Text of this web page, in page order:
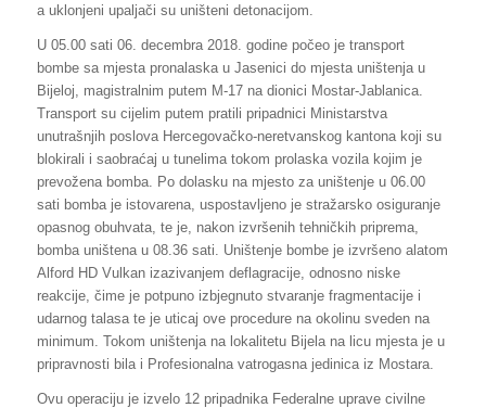
a uklonjeni upaljači su uništeni detonacijom.
U 05.00 sati 06. decembra 2018. godine počeo je transport
bombe sa mjesta pronalaska u Jasenici do mjesta uništenja u
Bijeloj, magistralnim putem M-17 na dionici Mostar-Jablanica.
Transport su cijelim putem pratili pripadnici Ministarstva
unutrašnjih poslova Hercegovačko-neretvanskog kantona koji su
blokirali i saobraćaj u tunelima tokom prolaska vozila kojim je
prevožena bomba. Po dolasku na mjesto za uništenje u 06.00
sati bomba je istovarena, uspostavljeno je stražarsko osiguranje
opasnog obuhvata, te je, nakon izvršenih tehničkih priprema,
bomba uništena u 08.36 sati. Uništenje bombe je izvršeno alatom
Alford HD Vulkan izazivanjem deflagracije, odnosno niske
reakcije, čime je potpuno izbjegnuto stvaranje fragmentacije i
udarnog talasa te je uticaj ove procedure na okolinu sveden na
minimum. Tokom uništenja na lokalitetu Bijela na licu mjesta je u
pripravnosti bila i Profesionalna vatrogasna jedinica iz Mostara.
Ovu operaciju je izvelo 12 pripadnika Federalne uprave civilne